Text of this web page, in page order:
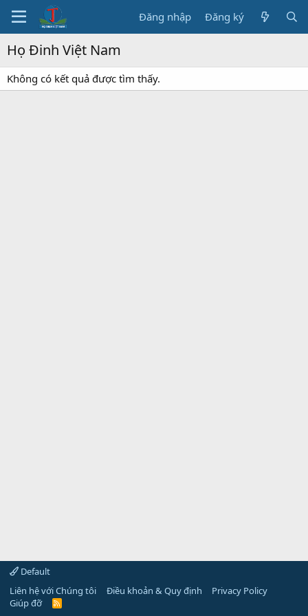
Đăng nhập Đăng ký
Họ Đinh Việt Nam
Không có kết quả được tìm thấy.
Default
Liên hệ với Chúng tôi
Điều khoản & Quy định
Privacy Policy
Giúp đỡ
R